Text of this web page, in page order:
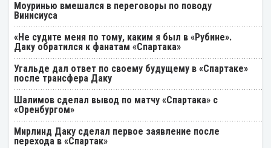
Моуринью вмешался в переговоры по поводу
Винисиуса
«Не судите меня по тому, каким я был в «Рубине».
Даку обратился к фанатам «Спартака»
Угальде дал ответ по своему будущему в «Спартаке»
после трансфера Даку
Шалимов сделал вывод по матчу «Спартака» с
«Оренбургом»
Мирлинд Даку сделал первое заявление после
перехода в «Спартак»